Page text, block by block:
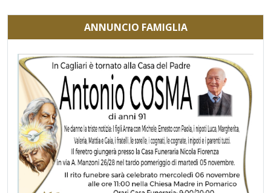
ANNUNCIO FAMIGLIA